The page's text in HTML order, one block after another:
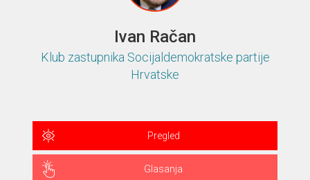
Ivan Račan
Klub zastupnika Socijaldemokratske partije
Hrvatske
Pregled
Glasanja